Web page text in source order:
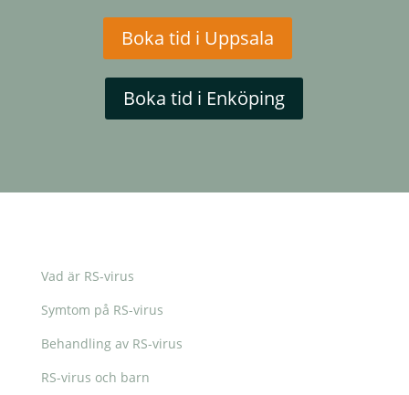
Boka tid i Uppsala
Boka tid i Enköping
Vad är RS-virus
Symtom på RS-virus
Behandling av RS-virus
RS-virus och barn